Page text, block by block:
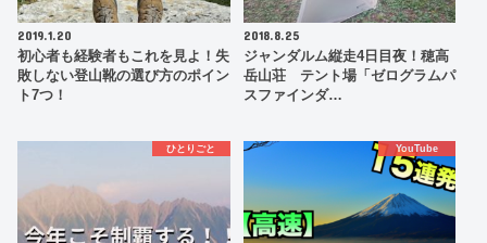
2019.1.20
初心者も経験者もこれを見よ！失
敗しない登山靴の選び方のポイン
ト7つ！
2018.8.25
ジャンダルム縦走4日目夜！穂高
岳山荘 テント場「ゼログラムパ
スファインダ…
ひとりごと YouTube